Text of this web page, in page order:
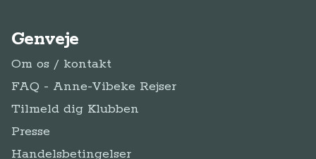
Genveje
Om os / kontakt
FAQ - Anne-Vibeke Rejser
Tilmeld dig Klubben
Presse
Handelsbetingelser